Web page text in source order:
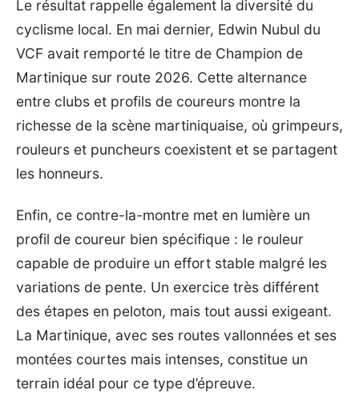
Le résultat rappelle également la diversité du
cyclisme local. En mai dernier, Edwin Nubul du
VCF avait remporté le titre de Champion de
Martinique sur route 2026. Cette alternance
entre clubs et profils de coureurs montre la
richesse de la scène martiniquaise, où grimpeurs,
rouleurs et puncheurs coexistent et se partagent
les honneurs.
Enfin, ce contre-la-montre met en lumière un
profil de coureur bien spécifique : le rouleur
capable de produire un effort stable malgré les
variations de pente. Un exercice très différent
des étapes en peloton, mais tout aussi exigeant.
La Martinique, avec ses routes vallonnées et ses
montées courtes mais intenses, constitue un
terrain idéal pour ce type d’épreuve.